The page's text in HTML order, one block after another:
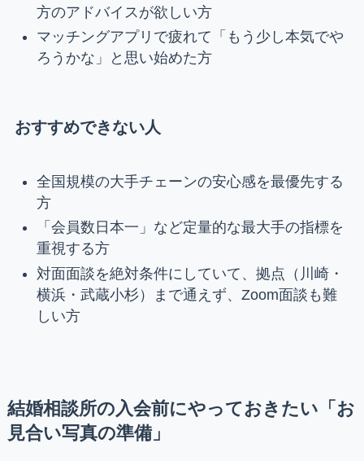
方のアドバイスが欲しい方
マッチングアプリで疲れて「もう少し本気でや
ろうかな」と思い始めた方
おすすめできない人
全国規模の大手チェーンの安心感を最優先する
方
「会員数日本一」など定量的な最大手の指標を
重視する方
対面面談を絶対条件にしていて、拠点（川崎・
横浜・武蔵小杉）まで通えず、Zoom面談も難
しい方
結婚相談所の入会前にやっておきたい「お
見合い写真の準備」